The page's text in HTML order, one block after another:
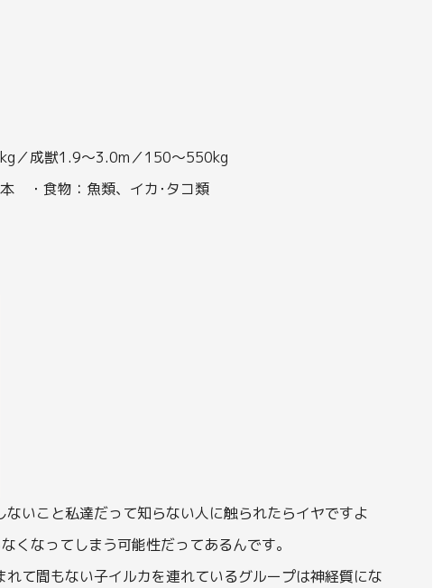
／成獣1.9～3.0m／150～550kg
・食物：魚類、イカ･タコ類
いこと私達だって知らない人に触られたらイヤですよ
くなってしまう可能性だってあるんです。
て間もない子イルカを連れているグループは神経質にな